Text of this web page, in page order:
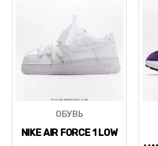
ОБУВЬ
NIKE AIR FORCE 1 LOW